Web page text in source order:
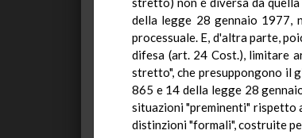
della legge 28 gennaio 1977,
processuale. E, d'altra parte,
difesa (art. 24 Cost.), limitare
stretto", che presuppongono il
865 e 14 della legge 28
situazioni "preminenti" rispetto
distinzioni "formali", costruite